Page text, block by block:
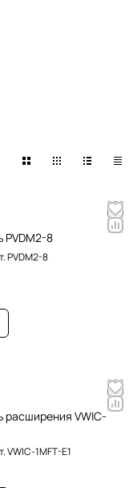
PVDM2-8
PVDM2-8
расширения VWIC-
VWIC-1MFT-E1